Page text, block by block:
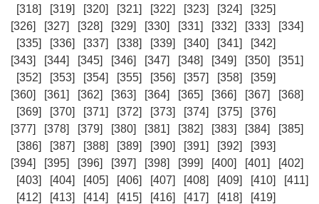
[318]
[319] [320] [321] [322] [323] [324]
[325]
[326]
[327] [328] [329] [330] [331] [332] [333]
[334]
[335]
[336] [337] [338] [339] [340] [341]
[342]
[343]
[344] [345] [346] [347] [348] [349] [350]
[351]
[352]
[353] [354] [355] [356] [357] [358]
[359]
[360]
[361] [362] [363] [364] [365] [366] [367]
[368]
[369]
[370] [371] [372] [373] [374] [375]
[376]
[377]
[378] [379] [380] [381] [382] [383] [384]
[385]
[386]
[387] [388] [389] [390] [391] [392]
[393]
[394]
[395] [396] [397] [398] [399] [400] [401]
[402]
[403]
[404] [405] [406] [407] [408] [409] [410]
[411]
[412]
[413] [414] [415] [416] [417] [418]
[419]